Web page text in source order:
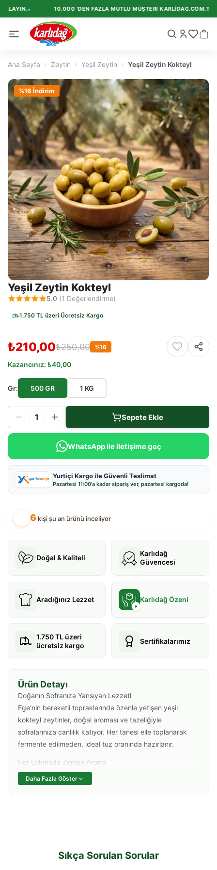
• 10.000 'DEN FAZLA MUTLU MÜŞTERI KARLIDAG.COM.TR'I
Ana Sayfa › Zeytin › Yeşil Zeytin › Yeşil Zeytin Kokteyl
%16 İndirim
Yeşil Zeytin Kokteyl
5.0 (1 Değerlendirme)
1.750 TL üzeri Ücretsiz Kargo
₺210,00₺250,00 %16
Kazancınız: ₺40,00
Gr: 500 GR 1 KG
1 Sepete Ekle
WhatsApp ile iletişime geç
Yurtiçi Kargo ile Güvenli Teslimat
Pazartesi 11:00'a kadar sipariş ver, pazartesi kargoda!
6 kişi şu an ürünü inceliyor
Doğal & Kaliteli
Karlıdağ
Güvencesi
Aradığınız Lezzet Karlıdağ Özeni
1.750 TL üzeri
ücretsiz kargo
Sertifikalarımız
Ürün Detayı
Doğanın Sofranıza Yansıyan Lezzeti
Ege’nin bereketli topraklarında özenle yetişen yeşil
kokteyl zeytinler, doğal aroması ve tazeliğiyle
sofralarınıza canlılık katıyor. Her tanesi elle toplanarak
fermente edilmeden, ideal tuz oranında hazırlanır.
Her Lokmada Zengin Aroma
Salatalardan mezelere, kahvaltıdan atıştırmalıklara kadar
her öğünde farkını hissettiren bu özel zeytin; dolgun eti,
tabaklarında veya sade haliyle sunumlarınıza zarafet
Daha Fazla Göster
Sıkça Sorulan Sorular